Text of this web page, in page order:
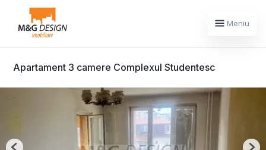
Meniu
Apartament 3 camere Complexul Studentesc